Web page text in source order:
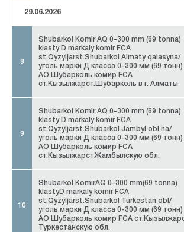
29.06.2026
8
Shubarkol Komir AQ 0-300 mm (69 tonna)
klasty D markaly komir FCA
st.Qyzyljarst.Shubarkol Almaty qalasyna/
уголь марки Д класса 0-300 мм (69 тонн)
АО Шубарколь комир FCA
ст.Кызылжарст.Шубарколь в г. Алматы
9
Shubarkol Komir AQ 0-300 mm (69 tonna)
klasty D markaly komir FCA
st.Qyzyljarst.Shubarkol Jambyl obl.na/
уголь марки Д класса 0-300 мм (69 тонн)
АО Шубарколь комир FCA
ст.КызылжарстЖамбылскую обл.
10
Shubarkol KomirAQ 0-300 mm(69 tonna)
klastyD markaly komir FCA
st.Qyzyljarst.Shubarkol Turkestan obl/
уголь марки Д класса 0-300 мм (69 тонн)
АО Шубарколь комир FCA
Туркестанскую обл.